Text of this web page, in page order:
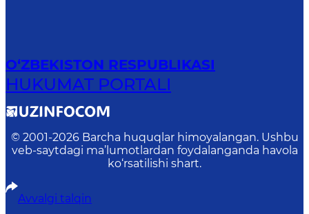
O‘ZBEKISTON RESPUBLIKASI
HUKUMAT PORTALI
© 2001-2026 Barcha huquqlar himoyalangan. Ushbu
veb-saytdagi ma’lumotlardan foydalanganda havola
ko‘rsatilishi shart.
Avvalgi talqin